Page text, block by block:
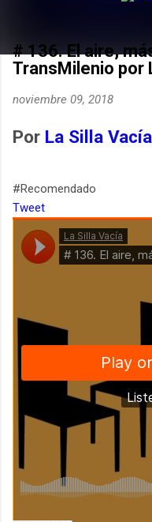
# 136. El aire,
TransMilenio por
noviembre 09, 2018
Por La Silla Vacía
#Recomendado
Tweet